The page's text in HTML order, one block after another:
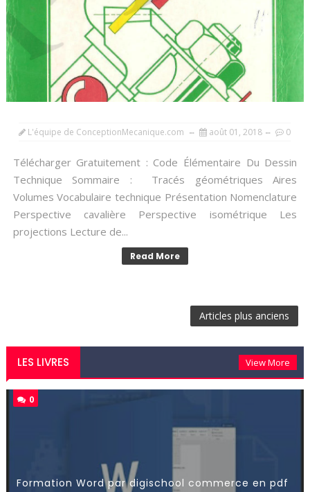
L'équipe de ConceptionMecanique.com août 01, 2018 0
Télécharger Gratuitement : Code Élémentaire Du Dessin
Technique Sommaire : Tracés géométriques Aires
Volumes Vocabulaire technique Présentation Nomenclature
Perspective cavalière Perspective isométrique Les
projections Lecture de...
Read More
Articles plus anciens
LES LIVRES View More
0
Formation Word par digischool commerce en pdf